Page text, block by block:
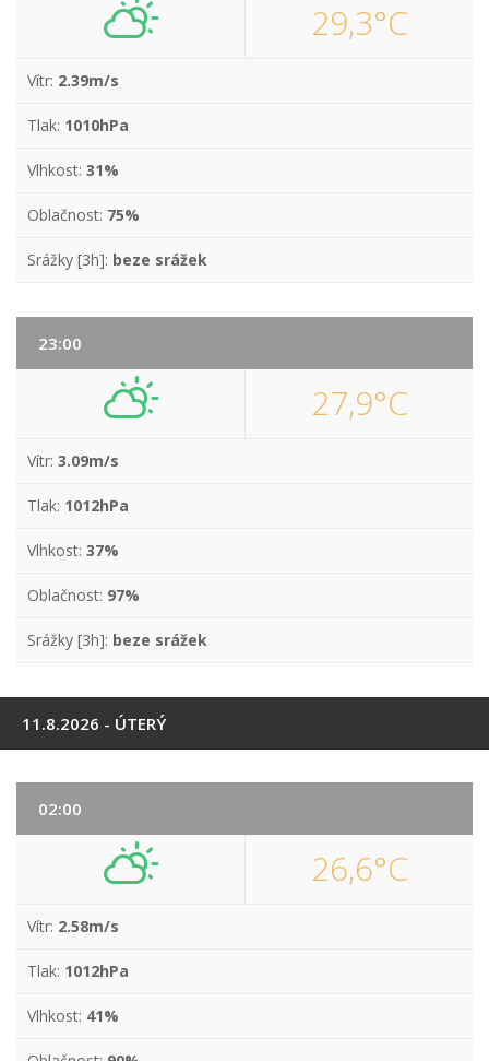
29,3°C
Vítr: 2.39m/s
Tlak: 1010hPa
Vlhkost: 31%
Oblačnost: 75%
Srážky [3h]: beze srážek
23:00
27,9°C
Vítr: 3.09m/s
Tlak: 1012hPa
Vlhkost: 37%
Oblačnost: 97%
Srážky [3h]: beze srážek
11.8.2026 - ÚTERÝ
02:00
26,6°C
Vítr: 2.58m/s
Tlak: 1012hPa
Vlhkost: 41%